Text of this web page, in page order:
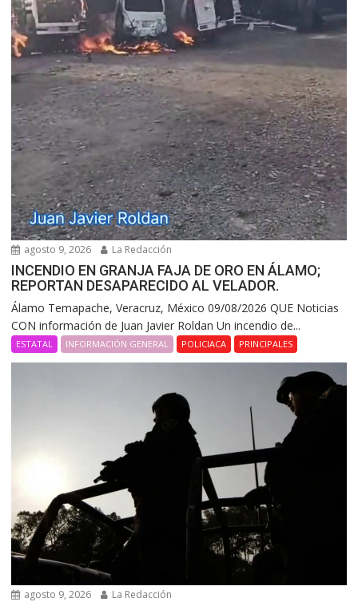
agosto 9, 2026 La Redacción
INCENDIO EN GRANJA FAJA DE ORO EN ÁLAMO;
REPORTAN DESAPARECIDO AL VELADOR.
Álamo Temapache, Veracruz, México 09/08/2026 QUE Noticias
CON información de Juan Javier Roldan Un incendio de...
ESTATAL INFORMACIÓN GENERAL POLICIACA PRINCIPALES
agosto 9, 2026 La Redacción